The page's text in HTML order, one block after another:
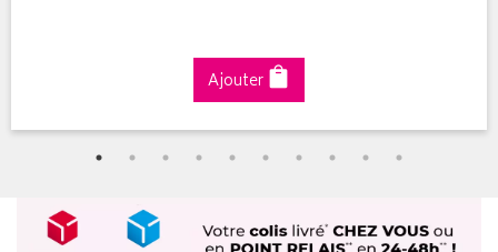
Ajouter